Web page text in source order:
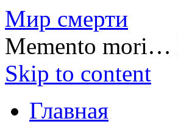
Мир смерти
Memento mori…
Skip to content
Главная